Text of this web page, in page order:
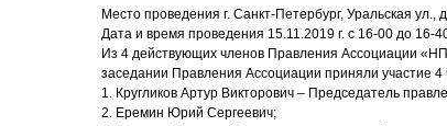
Место проведения г. Санкт-Петербург, Уральская ул.,
Дата и время проведения 15.11.2019 г. с 16-00 до 16-
Из 4 действующих членов Правления Ассоциации
заседании Правления Ассоциации приняли участие 4
1. Кругликов Артур Викторович – Председатель
2. Еремин Юрий Сергеевич;